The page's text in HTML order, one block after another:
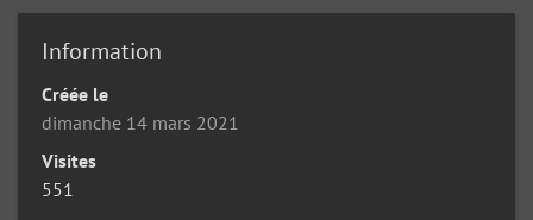
Information
Créée le
dimanche 14 mars 2021
Visites
551